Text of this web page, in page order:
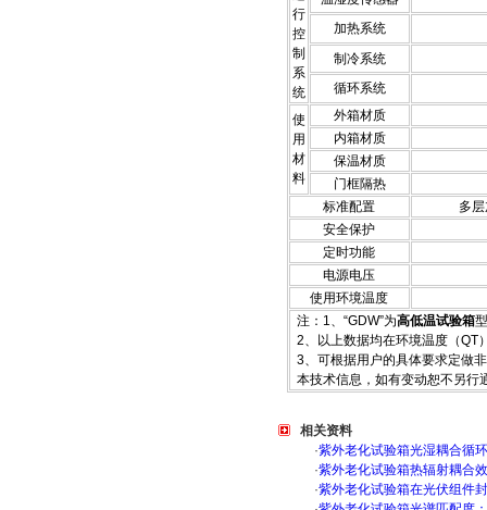
行
控
制
系
统
加热系统
制冷系统
循环系统
使
用
材
料
外箱材质
内箱材质
保温材质
门框隔热
标准配置
多
安全保护
定时功能
电源电压
使用环境温度
注：1、“GDW”为高低温试验箱
2、以上数据均在环境温度（
3、可根据用户的具体要求定做非
本技术信息，如有变动恕不另行
相关资料
·紫外老化试验箱光湿耦合循
·紫外老化试验箱热辐射耦合
·紫外老化试验箱在光伏组件